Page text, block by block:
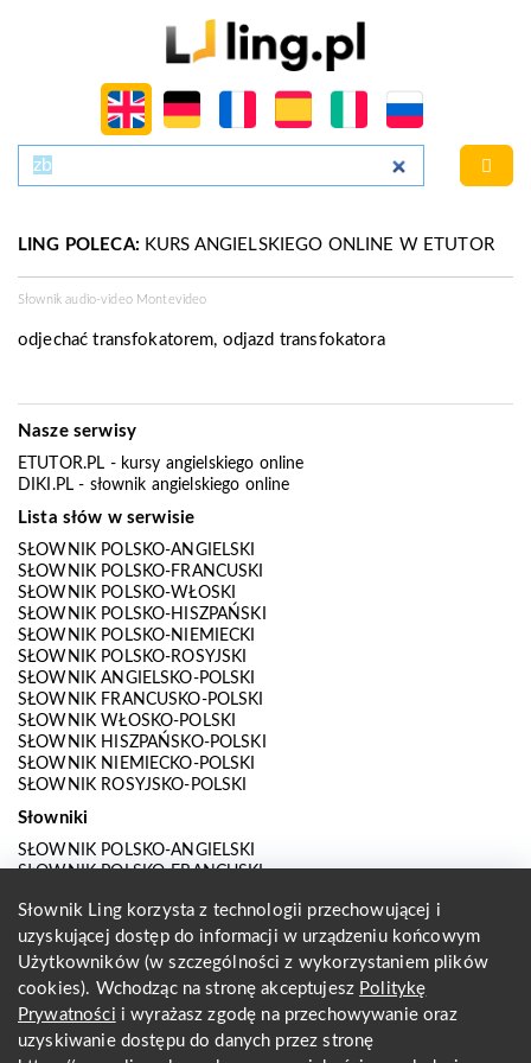
LING POLECA: KURS ANGIELSKIEGO ONLINE W ETUTOR
Słownik audio-video Montevideo
odjechać transfokatorem, odjazd transfokatora
Nasze serwisy
ETUTOR.PL - kursy angielskiego online
DIKI.PL - słownik angielskiego online
Lista słów w serwisie
SŁOWNIK POLSKO-ANGIELSKI
SŁOWNIK POLSKO-FRANCUSKI
SŁOWNIK POLSKO-WŁOSKI
SŁOWNIK POLSKO-HISZPAŃSKI
SŁOWNIK POLSKO-NIEMIECKI
SŁOWNIK POLSKO-ROSYJSKI
SŁOWNIK ANGIELSKO-POLSKI
SŁOWNIK FRANCUSKO-POLSKI
SŁOWNIK WŁOSKO-POLSKI
SŁOWNIK HISZPAŃSKO-POLSKI
SŁOWNIK NIEMIECKO-POLSKI
SŁOWNIK ROSYJSKO-POLSKI
Słowniki
SŁOWNIK POLSKO-ANGIELSKI
SŁOWNIK POLSKO-FRANCUSKI
SŁOWNIK POLSKO-HISZPAŃSKI
SŁOWNIK POLSKO-NIEMIECKI
SŁOWNIK POLSKO-ROSYJSKI
SŁOWNIK ANGIELSKO-POLSKI
SŁOWNIK FRANCUSKO-POLSKI
SŁOWNIK WŁOSKO-POLSKI
SŁOWNIK HISZPAŃSKO-POLSKI
Słownik Ling korzysta z technologii przechowującej i
uzyskującej dostęp do informacji w urządzeniu końcowym
Użytkowników (w szczególności z wykorzystaniem plików
cookies). Wchodząc na stronę akceptujesz Politykę
Prywatności i wyrażasz zgodę na przechowywanie oraz
uzyskiwanie dostępu do danych przez stronę